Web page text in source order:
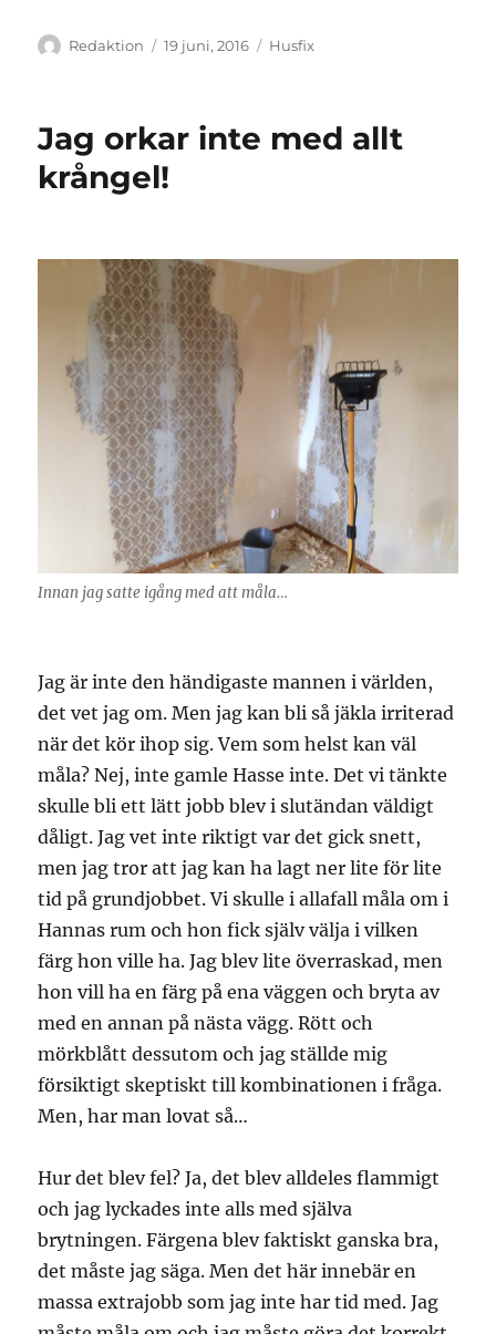
Författare
Redaktion
Publicerat
19 juni, 2016 Kategorier
Husfix
Jag orkar inte med allt
krångel!
Innan jag satte igång med att måla…
Jag är inte den händigaste mannen i världen,
det vet jag om. Men jag kan bli så jäkla irriterad
när det kör ihop sig. Vem som helst kan väl
måla? Nej, inte gamle Hasse inte. Det vi tänkte
skulle bli ett lätt jobb blev i slutändan väldigt
dåligt. Jag vet inte riktigt var det gick snett,
men jag tror att jag kan ha lagt ner lite för lite
tid på grundjobbet. Vi skulle i allafall måla om i
Hannas rum och hon fick själv välja i vilken
färg hon ville ha. Jag blev lite överraskad, men
hon vill ha en färg på ena väggen och bryta av
med en annan på nästa vägg. Rött och
mörkblått dessutom och jag ställde mig
försiktigt skeptiskt till kombinationen i fråga.
Men, har man lovat så…
Hur det blev fel? Ja, det blev alldeles flammigt
och jag lyckades inte alls med själva
brytningen. Färgena blev faktiskt ganska bra,
det måste jag säga. Men det här innebär en
massa extrajobb som jag inte har tid med. Jag